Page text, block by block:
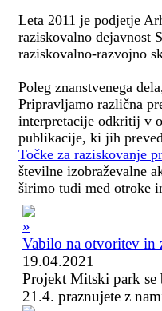
Leta 2011 je podjetje
raziskovalno dejavnost
raziskovalno-razvojno
Poleg znanstvenega
Pripravljamo različna
interpretacije odkritij v
publikacije, ki jih
Točke za raziskovanje
številne izobraževalne
širimo tudi med otroke
Vabilo na otvoritev in
19.04.2021
Projekt Mitski park
21.4. praznujete z